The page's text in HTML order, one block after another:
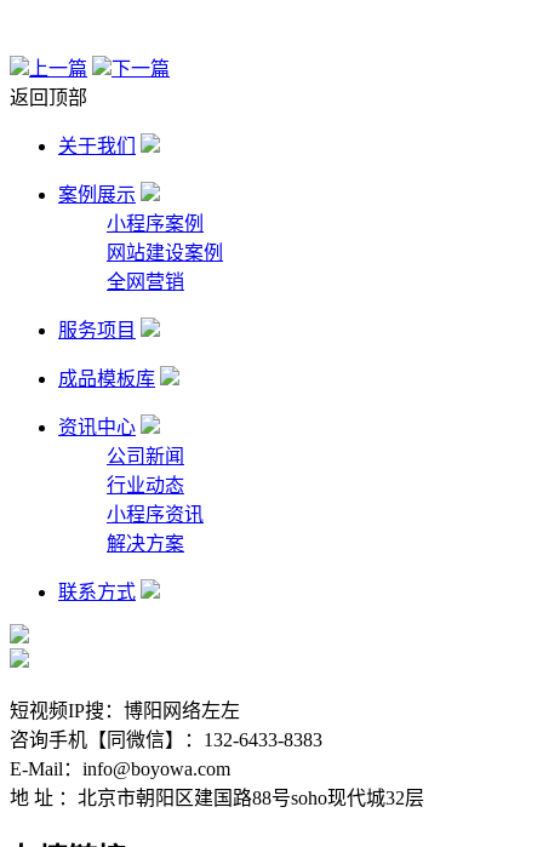
上一篇
下一篇
返回顶部
关于我们
案例展示
小程序案例
网站建设案例
全网营销
服务项目
成品模板库
资讯中心
公司新闻
行业动态
小程序资讯
解决方案
联系方式
短视频IP搜：博阳网络左左
咨询手机【同微信】：132-6433-8383
E-Mail：info@boyowa.com
地 址 ：北京市朝阳区建国路88号soho现代城32层